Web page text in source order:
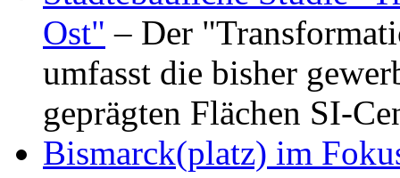
Ost" – Der
umfasst die bisher
geprägten Flächen SI-
Bismarck(platz) im